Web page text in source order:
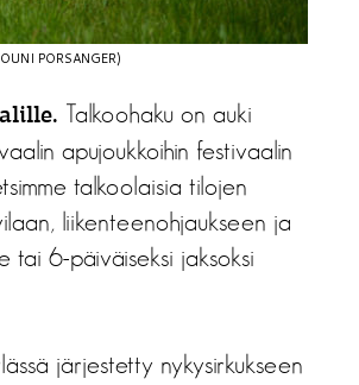
PORSANGER)
Talkoohaku on auki
apujoukkoihin festivaalin
talkoolaisia tilojen
liikenteenohjaukseen ja
tai 6-päiväiseksi jaksoksi
järjestetty nykysirkukseen